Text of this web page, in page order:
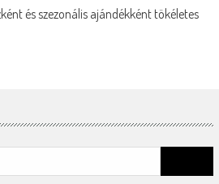
és szezonális ajándékként tökéletes